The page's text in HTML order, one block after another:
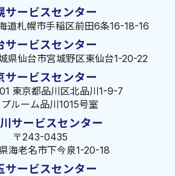
サービスセンター
道札幌市手稲区前田6条16-18-16
サービスセンター
県仙台市宮城野区東仙台1-20-22
サービスセンター
東京都品川区北品川1-9-7
プルーム品川1015号室
サービスセンター
〒243-0435
海老名市下今泉1-20-18
サービスセンター